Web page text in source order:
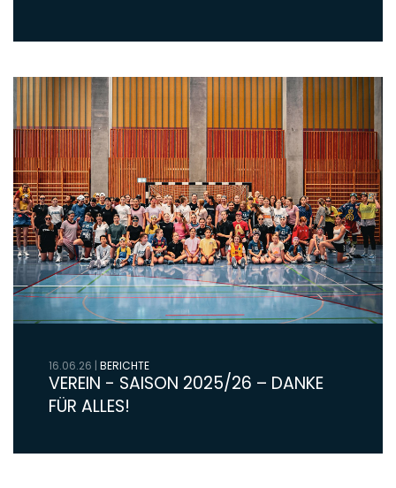
16.06.26 | BERICHTE
VEREIN - SAISON 2025/26 – DANKE
FÜR ALLES!